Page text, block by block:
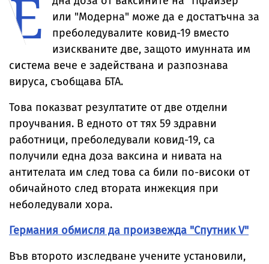
Е
или "Модерна" може да е достатъчна за
преболедувалите ковид-19 вместо
изискваните две, защото имунната им
система вече е задействана и разпознава
вируса, съобщава БТА.
Това показват резултатите от две отделни
проучвания. В едното от тях 59 здравни
работници, преболедували ковид-19, са
получили една доза ваксина и нивата на
антителата им след това са били по-високи от
обичайното след втората инжекция при
неболедували хора.
Германия обмисля да произвежда "Спутник V"
Във второто изследване учените установили,